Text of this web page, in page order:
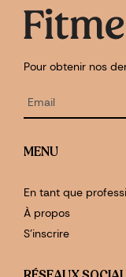
Pour obtenir nos
MENU
En tant que
À propos
S'inscrire